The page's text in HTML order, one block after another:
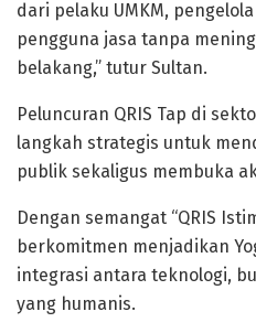
dari pelaku UMKM,
pengguna jasa tanpa
belakang,” tutur Sultan.
Peluncuran QRIS Tap di
langkah strategis untuk
publik sekaligus membuka
Dengan semangat “QRIS
berkomitmen menjadikan
integrasi antara teknologi,
yang humanis.